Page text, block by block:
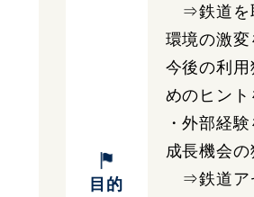
目的
⇒鉄道を
環境の激変
今後の利用
めのヒン
・外部経
成長機会の
⇒鉄道ア